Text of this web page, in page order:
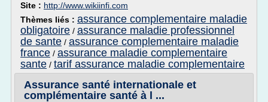
Site : http://www.wikiinfi.com
Thèmes liés : assurance complementaire maladie
obligatoire / assurance maladie professionnel
de sante / assurance complementaire maladie
france / assurance maladie complementaire
sante / tarif assurance maladie complementaire
Assurance santé internationale et
complémentaire santé à l ...